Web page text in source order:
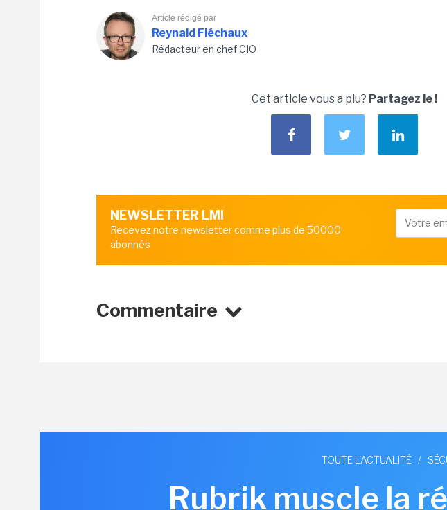
Article rédigé par
Reynald Fléchaux
Rédacteur en chef CIO
Cet article vous a plu? Partagez le !
NEWSLETTER LMI
Recevez notre newsletter comme plus de 50000
abonnés
Commentaire
TOUTE L'ACTUALITÉ /
Rubrik muscle la